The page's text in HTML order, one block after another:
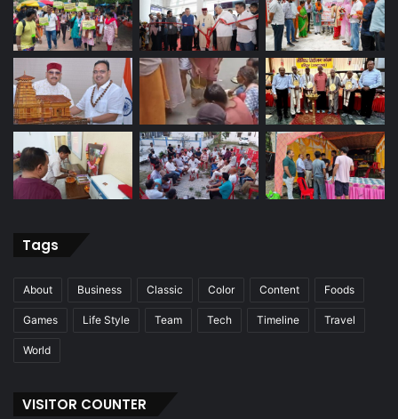
Tags
About Business Classic Color Content Foods
Games Life Style Team Tech Timeline Travel
World
VISITOR COUNTER